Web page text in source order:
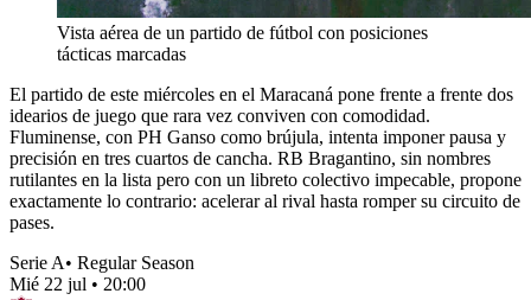
Vista aérea de un partido de fútbol con posiciones
tácticas marcadas
El partido de este miércoles en el Maracaná pone frente a frente dos
idearios de juego que rara vez conviven con comodidad.
Fluminense, con PH Ganso como brújula, intenta imponer pausa y
precisión en tres cuartos de cancha. RB Bragantino, sin nombres
rutilantes en la lista pero con un libreto colectivo impecable, propone
exactamente lo contrario: acelerar al rival hasta romper su circuito de
pases.
Serie A• Regular Season
Mié 22 jul • 20:00